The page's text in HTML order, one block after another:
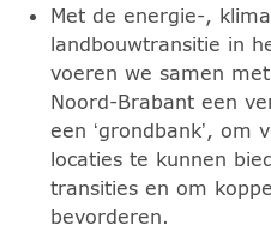
Met de energie-,
landbouwtransitie in
voeren we samen
Noord-Brabant een
een ‘grondbank’, om
locaties te kunnen
transities en om
bevorderen.